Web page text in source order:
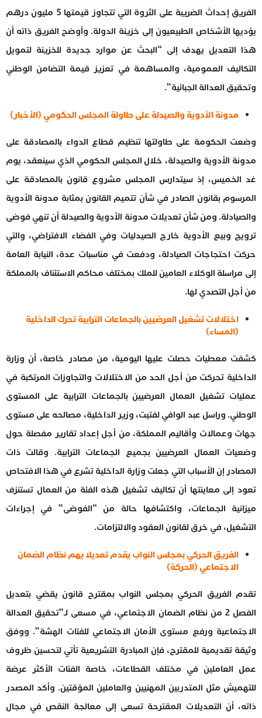
الفريق إحداث الضريبة على الثروة التي تتجاوز قيمتها 5 مليون درهم
يؤديها الأشخاص الطبيعيون إلى خزينة الدولة. وأوضح الفريق ذاته أن
هذا التعديل يهدف إلى “البحث عن موارد جديدة للخزينة لتمويل
التكاليف العمومية، والمساهمة في تعزيز قيمة التضامن الوطني
وتحقيق العدالة الجبائية”.
مدونة الأدوية والصيدلة على طاولة المجلس الحكومي (الأخبار)
وضعت الحكومة على طاولتها تنظيم قطاع الدواء بالمصادقة على
مدونة الأدوية والصيدلة، خلال المجلس الحكومي الذي سينعقد، يوم
غد الخميس، إذ سيتدارس المجلس مشروع قانون بالمصادقة على
المرسوم بقانون الصادر في شأن تتميم القانون بمثابة مدونة الأدوية
والصيادلة. ومن شأن تعديلات مدونة الأدوية والصيدلة أن تنهي فوضى
ترويج وبيع الأدوية خارج الصيدليات وفي الفضاء الافتراضي، والتي
حركت احتجاجات الصيادلة، ودفعت في مناسبات عدة، النيابة العامة
إلى مراسلة الوكلاء العامين للملك بمختلف محاكم الاستئناف بالمملكة
من أجل التصدي لها.
اختلالات تشغيل العرضيين بالجماعات الترابية تحرك الداخلية
(المساء)
كشفت معطيات حصلت عليها اليومية، من مصادر خاصة، أن وزارة
الداخلية تحركت من أجل الحد من الاختلالات والتجاوزات المرتكبة في
عمليات تشغيل العمال العرضيين بالجماعات الترابية على المستوى
الوطني. وراسل عبد الوافي لفتيت، وزير الداخلية، مصالحه على مستوى
جهات وعمالات وأقاليم المملكة، من أجل إعداد تقارير مفصلة حول
وضعيات العمال العرضيين بجميع الجماعات الترابية. وقالت ذات
المصادر إن الأسباب التي جعلت وزارة الداخلية تشرع في هذا الافتحاص
تعود إلى معاينتها أن تكاليف تشغيل هذه الفئة من العمال تستنزف
ميزانية الجماعات، واكتشافها حالة من “الفوضى” في إجراءات
التشغيل، في خرق لقانون العقود والالتزامات.
الفريق الحركي بمجلس النواب يقدم تعديلا يهم نظام الضمان
الاجتماعي (الحركة)
تقدم الفريق الحركي بمجلس النواب بمقترح قانون يقضي بتعديل
الفصل 2 من نظام الضمان الاجتماعي، في مسعى لـ”تحقيق العدالة
الاجتماعية ورفع مستوى الأمان الاجتماعي للفئات الهشة”. ووفق
وثيقة تقديمية للمقترح، فإن المبادرة التشريعية تأتي لتحسين ظروف
عمل العاملين في مختلف القطاعات، خاصة الفئات الأكثر عرضة
للتهميش مثل المتدربين المهنيين والعاملين المؤقتين. وأكد المصدر
ذاته، أن التعديلات المقترحة تسعى إلى معالجة النقص في مجال